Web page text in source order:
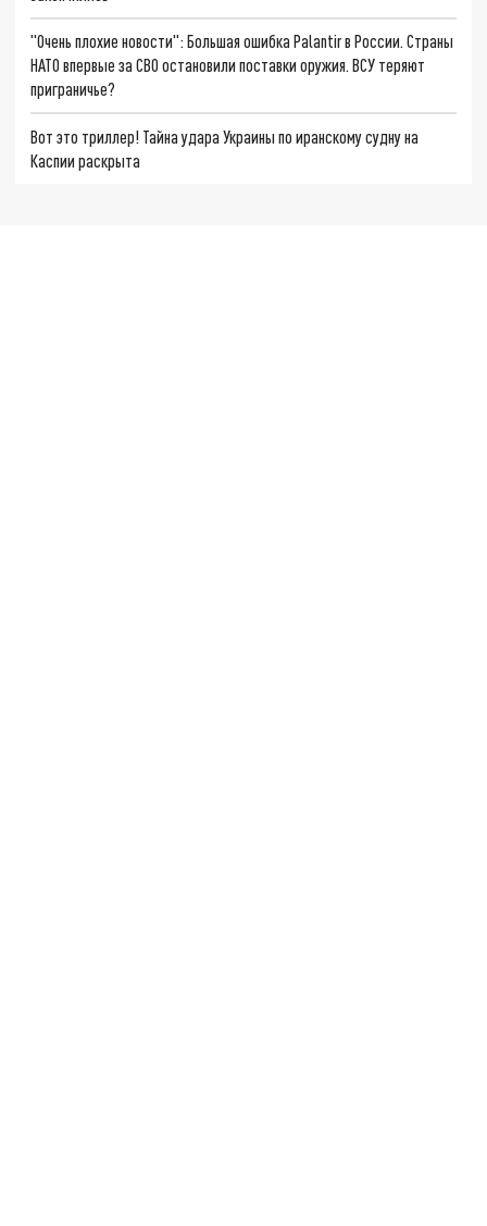
"Очень плохие новости": Большая ошибка Palantir в России. Страны
НАТО впервые за СВО остановили поставки оружия. ВСУ теряют
приграничье?
Вот это триллер! Тайна удара Украины по иранскому судну на
Каспии раскрыта